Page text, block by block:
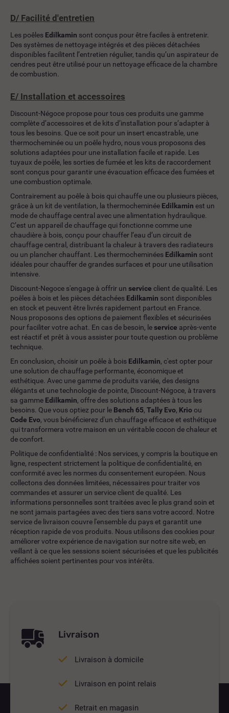
D/ Facilité d'entretien
Les poêles Edilkamin sont conçus pour être faciles à entretenir.
Des systèmes de nettoyage intégrés et des pièces détachées
disponibles facilitent l’entretien régulier, tandis qu’un aspirateur de
cendres peut être utilisé pour un nettoyage efficace de la chambre
de combustion.
E/ Installation et accessoires
Discount-Négoce propose pour tous ces produits une gamme
complète d’accessoires et de kits d’installation pour s’adapter à
tous les besoins. Que ce soit pour un insert encastrable, une
thermocheminée ou un poêle hydro, nous vous proposons des
solutions adaptées pour une installation facile et rapide. Les
tuyaux de poêle, les sorties de fumée et les kits de raccordement
sont conçus pour garantir une évacuation efficace des fumées et
une combustion optimale.
Contrairement au poêle à bois qui chauffe une ou plusieurs pièces,
grâce à un kit de ventilation, la thermocheminée Edilkamin est un
mode de chauffage central avec une alimentation hydraulique.
C’est un appareil de chauffage qui fonctionne comme une
chaudière à bois, conçu pour chauffer l’eau d’un circuit de
chauffage central, distribuant la chaleur à travers des radiateurs
ou un plancher chauffant. Les thermocheminées Edilkamin sont
idéales pour chauffer de grandes surfaces et pour une utilisation
intensive.
Discount-Negoce s'engage à offrir un service client de qualité. Les
poêles à bois et les pièces détachées Edilkamin sont disponibles
en stock et peuvent être livrés rapidement partout en France.
Nous proposons des options de paiement flexibles et sécurisées
pour faciliter votre achat. En cas de besoin, leservice après-vente
est réactif et prêt à vous assister pour toute question ou problème
technique.
En conclusion, choisir un poêle à bois Edilkamin, c'est opter pour
une solution de chauffage performante, économique et
esthétique. Avec une gamme de produits variée, des designs
élégants et une technologie de pointe, Discount-Négoce, à travers
sa gamme Edilkamin, offre des solutions adaptées à tous les
besoins. Que vous optiez pour le Bench 65, Tally Evo, Krioou
Code Evo, vous bénéficierez d'un chauffage efficace et esthétique
qui transformera votre maison en un véritable cocon de chaleur et
de confort.
Politique de confidentialité : Nos services, y compris la boutique en
ligne, respectent strictement la politique de confidentialité, en
conformité avec les normes du consentement européen. Nous
collectons des données limitées, nécessaires pour traiter vos
commandes et assurer un service client de qualité. Les
informations personnelles sont traitées avec le plus grand soin et
ne sont jamais partagées avec des tiers sans votre accord. Notre
service de livraison couvre l'ensemble du pays et garantit une
réception rapide de vos produits. Nous utilisons des cookies pour
améliorer votre expérience de navigation sur notre site web, en
veillant à ce que les sessions soient sécurisées et que les publicités
affichées soient pertinentes pour vos intérêts.
Livraison
Livraison à domicile
Livraison en point relais
Retrait en magasin